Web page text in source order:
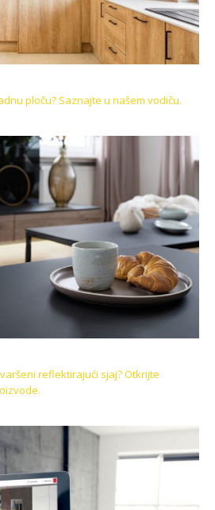
ploču? Saznajte u našem vodiču.
reflektirajući sjaj? Otkrijte